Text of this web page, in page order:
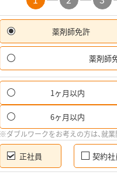
薬剤師免許
薬剤師
1ヶ月以内
6ヶ月以内
※ダブルワークをお考えの方は、就
正社員 契約社